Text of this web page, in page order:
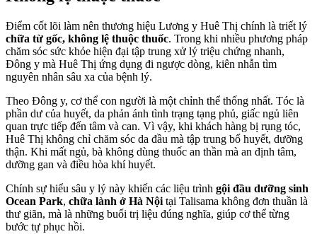
Điểm cốt lõi làm nên thương hiệu Lương y Huê Thị chính là triết lý
chữa từ gốc, không lệ thuộc thuốc. Trong khi nhiều phương pháp
chăm sóc sức khỏe hiện đại tập trung xử lý triệu chứng nhanh,
Đông y mà Huê Thị ứng dụng đi ngược dòng, kiên nhẫn tìm
nguyên nhân sâu xa của bệnh lý.
Theo Đông y, cơ thể con người là một chỉnh thể thống nhất. Tóc là
phần dư của huyết, da phản ánh tình trạng tạng phủ, giấc ngủ liên
quan trực tiếp đến tâm và can. Vì vậy, khi khách hàng bị rụng tóc,
Huê Thị không chỉ chăm sóc da đầu mà tập trung bổ huyết, dưỡng
thận. Khi mất ngủ, bà không dùng thuốc an thần mà an định tâm,
dưỡng gan và điều hòa khí huyết.
Chính sự hiểu sâu y lý này khiến các liệu trình gội đầu dưỡng sinh
Ocean Park, chữa lành ở Hà Nội tại Talisama không đơn thuần là
thư giãn, mà là những buổi trị liệu đúng nghĩa, giúp cơ thể từng
bước tự phục hồi.